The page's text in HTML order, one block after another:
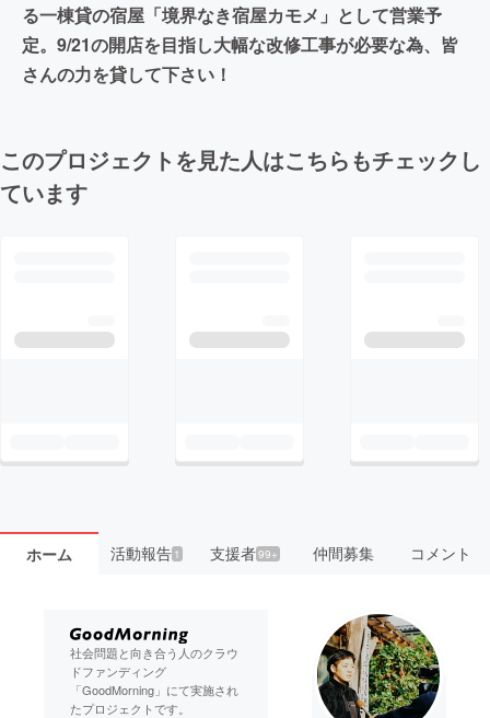
る一棟貸の宿屋「境界なき宿屋カモメ」として営業予
定。9/21の開店を目指し大幅な改修工事が必要な為、皆
さんの力を貸して下さい！
このプロジェクトを見た人はこちらもチェックし
ています
ホーム 活動報告1 支援者99+ 仲間募集 コメント
社会問題と向き合う人のクラウ
ドファンディング
「GoodMorning」にて実施され
たプロジェクトです。